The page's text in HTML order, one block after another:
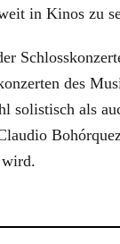
in Kinos zu
des
solistisch als
wird.